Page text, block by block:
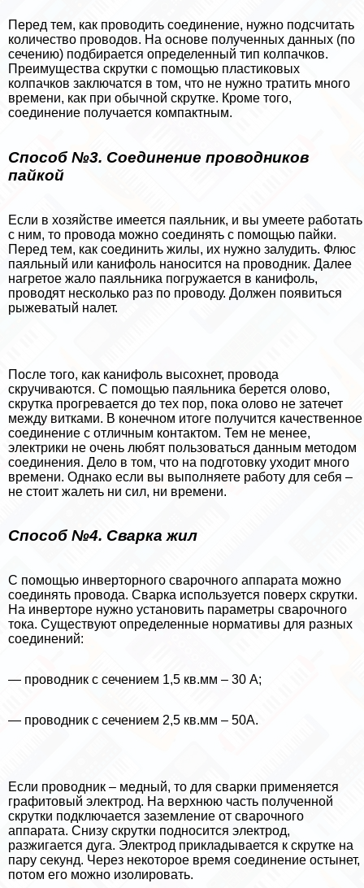
Перед тем, как проводить соединение, нужно подсчитать
количество проводов. На основе полученных данных (по
сечению) подбирается определенный тип колпачков.
Преимущества скрутки с помощью пластиковых
колпачков заключатся в том, что не нужно тратить много
времени, как при обычной скрутке. Кроме того,
соединение получается компактным.
Способ №3. Соединение проводников
пайкой
Если в хозяйстве имеется паяльник, и вы умеете работать
с ним, то провода можно соединять с помощью пайки.
Перед тем, как соединить жилы, их нужно залудить. Флюс
паяльный или канифоль наносится на проводник. Далее
нагретое жало паяльника погружается в канифоль,
проводят несколько раз по проводу. Должен появиться
рыжеватый налет.
После того, как канифоль высохнет, провода
скручиваются. С помощью паяльника берется олово,
скрутка прогревается до тех пор, пока олово не затечет
между витками. В конечном итоге получится качественное
соединение с отличным контактом. Тем не менее,
электрики не очень любят пользоваться данным методом
соединения. Дело в том, что на подготовку уходит много
времени. Однако если вы выполняете работу для себя –
не стоит жалеть ни сил, ни времени.
Способ №4. Сварка жил
С помощью инверторного сварочного аппарата можно
соединять провода. Сварка используется поверх скрутки.
На инверторе нужно установить параметры сварочного
тока. Существуют определенные нормативы для разных
соединений:
— проводник с сечением 1,5 кв.мм – 30 А;
— проводник с сечением 2,5 кв.мм – 50А.
Если проводник – медный, то для сварки применяется
графитовый электрод. На верхнюю часть полученной
скрутки подключается заземление от сварочного
аппарата. Снизу скрутки подносится электрод,
разжигается дуга. Электрод прикладывается к скрутке на
пару секунд. Через некоторое время соединение остынет,
потом его можно изолировать.